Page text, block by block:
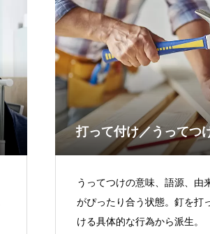
打って付け／うってつ
うってつけの意味、語源、由
がぴったり合う状態。釘を打
ける具体的な行為から派生。